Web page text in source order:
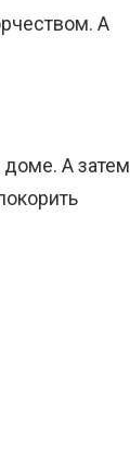
А
А затем